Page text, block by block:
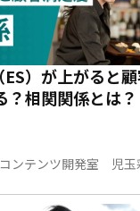
）が上がると
？相関関係とは？
コンテンツ開発室 児玉